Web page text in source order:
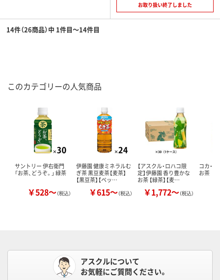
お取り扱い終了しました
14件（26商品）中 1件目～14件目
このカテゴリーの人気商品
サントリー 伊右衛門
「お茶、どうぞ。」 緑茶
￥528～（税込）
伊藤園 健康ミネラルむ
ぎ茶 黒豆麦茶【麦茶】
【黒豆茶】【ペッ…
￥615～（税込）
【アスクル・ロハコ限
定】伊藤園 香り豊かな
お茶 【緑茶】【麦…
￥1,772～（税込）
コカ・
お茶
アスクルについて
お気軽にご質問ください。